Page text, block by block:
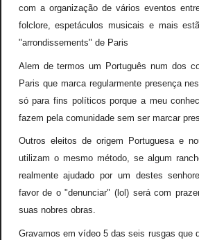
com a organização de vários eventos
folclore, espetáculos musicais e mais
"arrondissements" de Paris
Alem de termos um Português num dos
Paris que marca regularmente presença
só para fins políticos porque a meu
fazem pela comunidade sem ser marcar
Outros eleitos de origem Portuguesa e
utilizam o mesmo método, se algum
realmente ajudado por um destes
favor de o "denunciar" (lol) será com
suas nobres obras.
Gravamos em vídeo 5 das seis rusgas que